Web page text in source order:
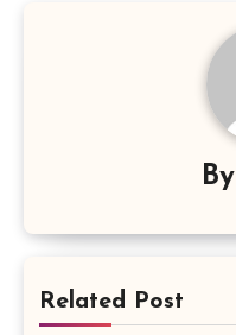
By
Related Post